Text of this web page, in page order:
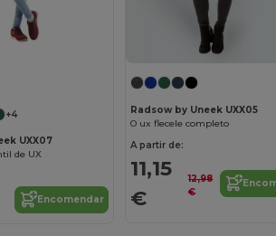
+4
UXX07
de UX
Encomendar
Radsow by Uneek UXX05
O ux flecele completo
A partir de:
11,15
€
12,98
€